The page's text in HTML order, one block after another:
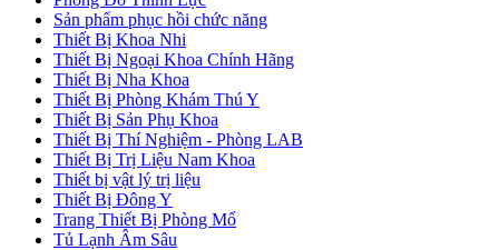
Sản phẩm phục hồi chức năng
Thiết Bị Khoa Nhi
Thiết Bị Ngoại Khoa Chính Hãng
Thiết Bị Nha Khoa
Thiết Bị Phòng Khám Thú Y
Thiết Bị Sản Phụ Khoa
Thiết Bị Thí Nghiệm - Phòng LAB
Thiết Bị Trị Liệu Nam Khoa
Thiết bị vật lý trị liệu
Thiết Bị Đông Y
Trang Thiết Bị Phòng Mổ
Tủ Lạnh Âm Sâu